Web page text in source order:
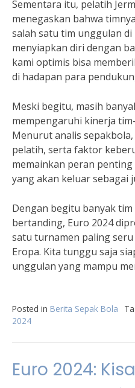
Sementara itu, pelatih
menegaskan bahwa
salah satu tim unggulan di
menyiapkan diri dengan
kami optimis bisa
di hadapan para
Meski begitu, masih
mempengaruhi kinerja
Menurut analis
pelatih, serta faktor
memainkan peran
yang akan keluar sebagai
Dengan begitu banyak
bertanding, Euro 2024
satu turnamen paling
Eropa. Kita tunggu saja
unggulan yang mampu
Posted in Berita Sepak Bola
2024
Euro 2024: